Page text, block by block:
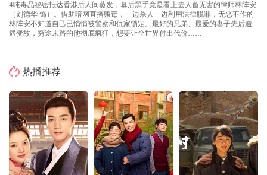
4吨毒品秘密抵达香港后人间蒸发，幕后黑手竟是看上去人畜无害的律师林阵安
（刘德华 饰）。借助暗网直播贩毒，一边杀人一边利用法律脱罪，无恶不作的
林阵安不知道自己已悄悄被警察和仇家锁定。最好的兄弟、最爱的妻子先后遭
遇变故，穷途末路的他彻底疯狂，想要让全世界付出代价……
热播推荐